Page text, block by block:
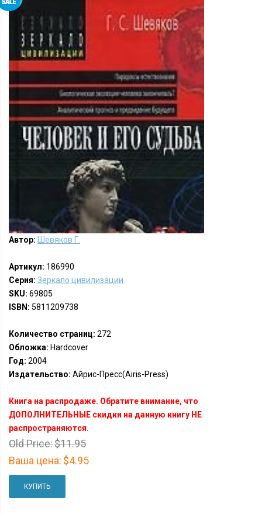
Автор: Шевяков Г.
Артикул: 186990
Серия: Зеркало цивилизации
SKU: 69805
ISBN: 5811209738
Количество страниц: 272
Обложка: Hardcover
Год: 2004
Издательство: Айрис-Пресс(Airis-Press)
Книга на распродаже. Обратите внимание, что
ДОПОЛНИТЕЛЬНЫЕ скидки на данную книгу НЕ
распространяются.
Old Price:$11.95
Ваша цена: $4.95
КУПИТЬ